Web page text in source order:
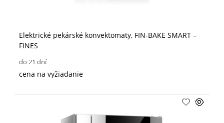
Elektrické pekárské konvektomaty, FIN-BAKE SMART –
FINES
do 21 dní
cena na vyžiadanie